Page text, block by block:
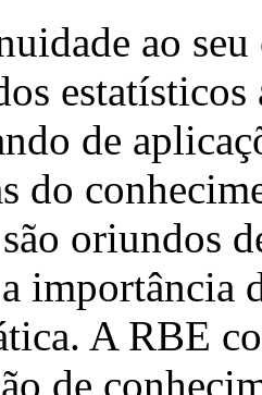
ao
de
do
oriundos
importância
A RBE
de